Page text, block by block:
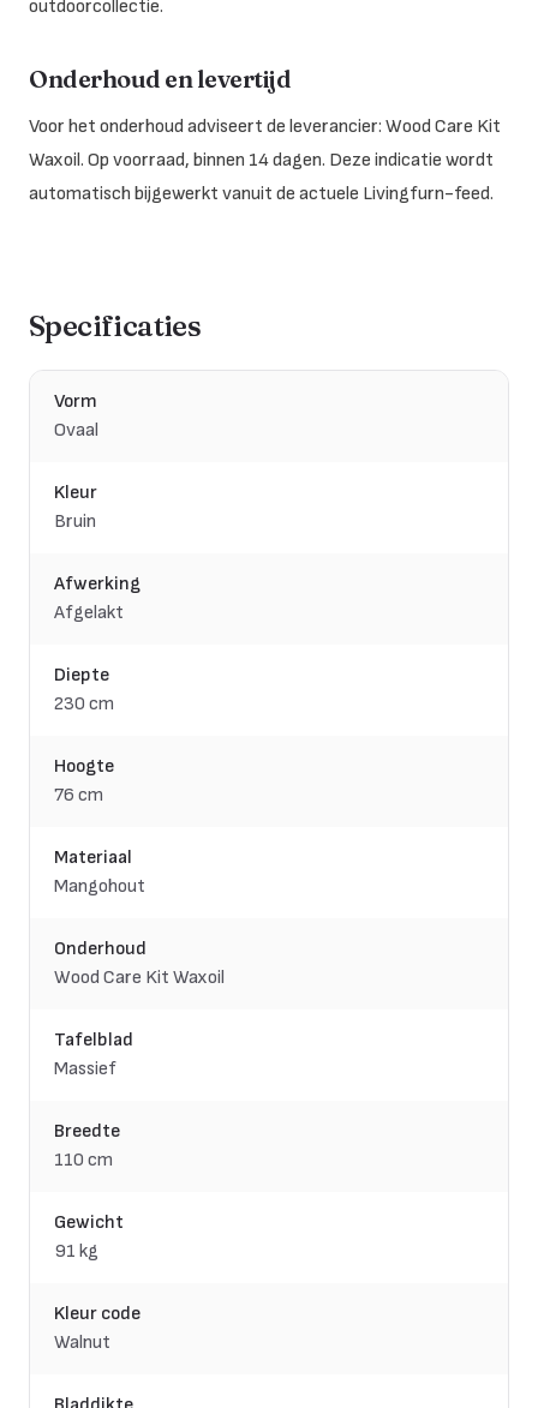
outdoorcollectie.
Onderhoud en levertijd
Voor het onderhoud adviseert de leverancier: Wood Care Kit
Waxoil. Op voorraad, binnen 14 dagen. Deze indicatie wordt
automatisch bijgewerkt vanuit de actuele Livingfurn-feed.
Specificaties
Vorm
Ovaal
Kleur
Bruin
Afwerking
Afgelakt
Diepte
230 cm
Hoogte
76 cm
Materiaal
Mangohout
Onderhoud
Wood Care Kit Waxoil
Tafelblad
Massief
Breedte
110 cm
Gewicht
91 kg
Kleur code
Walnut